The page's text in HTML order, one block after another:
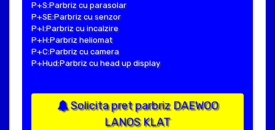
P+S:Parbriz cu parasolar
P+SE:Parbriz cu senzor
P+I:Parbriz cu incalzire
P+H:Parbriz heliomat
P+C:Parbriz cu camera
P+Hud:Parbriz cu head up display
Solicita pret parbriz DAEWOO
LANOS KLAT